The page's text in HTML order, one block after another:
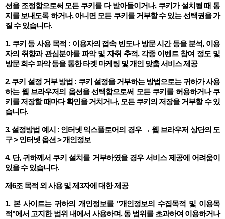
션을 조정함으로써 모든 쿠키를 다 받아들이거나, 쿠키가 설치될 때 통
지를 보내도록 하거나, 아니면 모든 쿠키를 거부할 수 있는 선택권을 가
질 수 있습니다.
1. 쿠키 등 사용 목적 : 이용자의 접속 빈도나 방문 시간 등을 분석, 이용
자의 취향과 관심분야를 파악 및 자취 추적, 각종 이벤트 참여 정도 및
방문 회수 파악 등을 통한 타겟 마케팅 및 개인 맞춤 서비스 제공
2. 쿠키 설정 거부 방법 : 쿠키 설정을 거부하는 방법으로는 귀하가 사용
하는 웹 브라우저의 옵션을 선택함으로써 모든 쿠키를 허용하거나 쿠
키를 저장할 때마다 확인을 거치거나, 모든 쿠키의 저장을 거부할 수 있
습니다.
3. 설정방법 예시 : 인터넷 익스플로어의 경우 → 웹 브라우저 상단의 도
구 > 인터넷 옵션 > 개인정보
4. 단, 귀하께서 쿠키 설치를 거부하였을 경우 서비스 제공에 어려움이
있을 수 있습니다.
제6조 목적 외 사용 및 제3자에 대한 제공
1. 본 사이트는 귀하의 개인정보를 "개인정보의 수집목적 및 이용목
적"에서 고지한 범위 내에서 사용하며, 동 범위를 초과하여 이용하거나